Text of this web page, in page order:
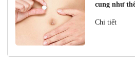
cung như
Chi tiết